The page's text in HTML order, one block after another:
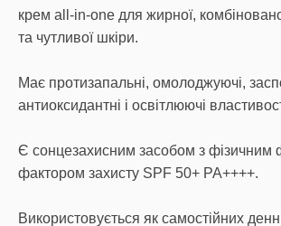
крем all-in-one для жирної,
та чутливої шкіри.
Має протизапальні, омолоджуючі,
антиоксидантні і освітлюючі
Є сонцезахисним засобом з фізичним
фактором захисту SPF 50+ PA++++.
Використовується як самостійних